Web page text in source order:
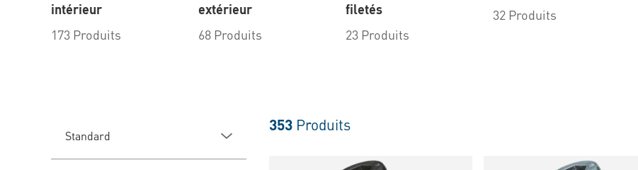
intérieur
173 Produits
extérieur
68 Produits
filetés
23 Produits
32 Produits
Standard
353 Produits